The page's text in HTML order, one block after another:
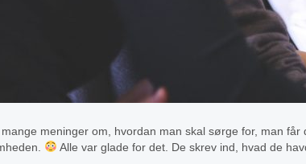
meninger om, hvordan man skal sørge for, man
Alle var glade for det. De skrev ind, hvad de